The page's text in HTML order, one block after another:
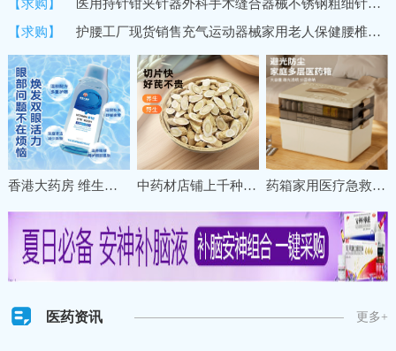
【求购】
医用持针钳夹针器外科手术缝合器械不锈钢粗细针牙科双眼皮持针器
【求购】
护腰工厂现货销售充气运动器械家用老人保健腰椎间盘固定保暖护腰
香港大药房 维生素B12洗眼液缓解眼疲劳干涩清洁眼部一次性护理液 中药材店铺上千种冷背名贵草药材甘肃珉县特级野生黄芪直销养生 药箱家用医疗急救药盒药物收纳盒大号大容量多层分格医药箱收纳盒
医药资讯 更多+